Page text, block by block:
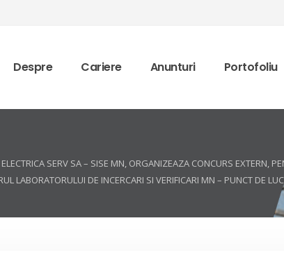
Despre Cariere Anunturi Portofoliu
SERV SA – SISE MN, ORGANIZEAZA CONCURS EXTERN,
LABORATORULUI DE INCERCARI SI VERIFICARI MN – PUNCT DE